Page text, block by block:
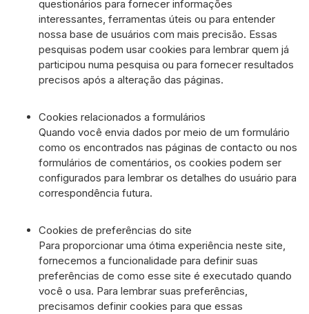
questionários para fornecer informações
interessantes, ferramentas úteis ou para entender
nossa base de usuários com mais precisão. Essas
pesquisas podem usar cookies para lembrar quem já
participou numa pesquisa ou para fornecer resultados
precisos após a alteração das páginas.
Cookies relacionados a formulários
Quando você envia dados por meio de um formulário
como os encontrados nas páginas de contacto ou nos
formulários de comentários, os cookies podem ser
configurados para lembrar os detalhes do usuário para
correspondência futura.
Cookies de preferências do site
Para proporcionar uma ótima experiência neste site,
fornecemos a funcionalidade para definir suas
preferências de como esse site é executado quando
você o usa. Para lembrar suas preferências,
precisamos definir cookies para que essas